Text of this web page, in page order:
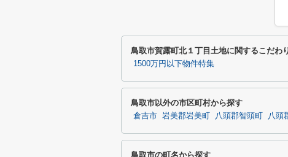
鳥取市賀露町北１丁目土地に関するこだわ
1500万円以下物件特集
鳥取市以外の市区町村から探す
倉吉市 岩美郡岩美町 八頭郡智頭町 八頭
鳥取市の町名から探す